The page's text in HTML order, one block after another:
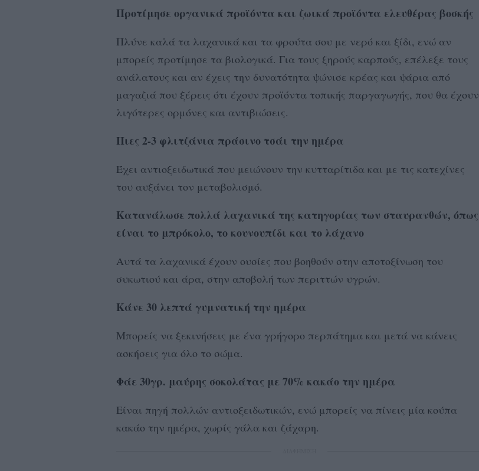
Προτίμησε οργανικά προϊόντα και ζωικά προϊόντα ελευθέρας βοσκής
Πλύνε καλά τα λαχανικά και τα φρούτα σου με νερό και ξίδι, ενώ αν
μπορείς προτίμησε τα βιολογικά. Για τους ξηρούς καρπούς, επέλεξε τους
ανάλατους και αν έχεις την δυνατότητα ψώνισε κρέας και ψάρια από
μαγαζιά που ξέρεις ότι έχουν προϊόντα τοπικής παργαγωγής, που θα έχουν
λιγότερες ορμόνες και αντιβιώσεις.
Πιες 2-3 φλιτζάνια πράσινο τσάι την ημέρα
Έχει αντιοξειδωτικά που μειώνουν την κυτταρίτιδα και με τις κατεχίνες
του αυξάνει τον μεταβολισμό.
Κατανάλωσε πολλά λαχανικά της κατηγορίας των σταυρανθών, όπως
είναι το μπρόκολο, το κουνουπίδι και το λάχανο
Αυτά τα λαχανικά έχουν ουσίες που βοηθούν στην αποτοξίνωση του
συκωτιού και άρα, στην αποβολή των περιττών υγρών.
Κάνε 30 λεπτά γυμνατική την ημέρα
Μπορείς να ξεκινήσεις με ένα γρήγορο περπάτημα και μετά να κάνεις
ασκήσεις για όλο το σώμα.
Φάε 30γρ. μαύρης σοκολάτας με 70% κακάο την ημέρα
Είναι πηγή πολλών αντιοξειδωτικών, ενώ μπορείς να πίνεις μία κούπα
κακάο την ημέρα, χωρίς γάλα και ζάχαρη.